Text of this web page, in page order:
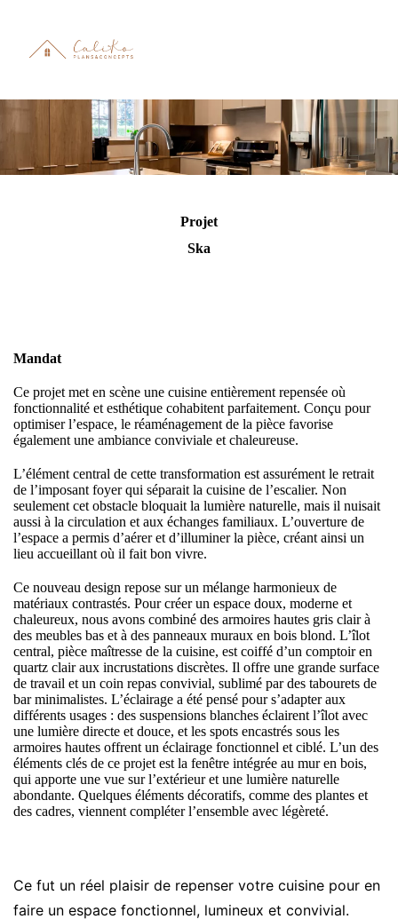
Projet
Ska
Mandat
Ce projet met en scène une cuisine entièrement repensée où
fonctionnalité et esthétique cohabitent parfaitement. Conçu pour
optimiser l’espace, le réaménagement de la pièce favorise
également une ambiance conviviale et chaleureuse.
L’élément central de cette transformation est assurément le retrait
de l’imposant foyer qui séparait la cuisine de l’escalier. Non
seulement cet obstacle bloquait la lumière naturelle, mais il nuisait
aussi à la circulation et aux échanges familiaux. L’ouverture de
l’espace a permis d’aérer et d’illuminer la pièce, créant ainsi un
lieu accueillant où il fait bon vivre.
Ce nouveau design repose sur un mélange harmonieux de
matériaux contrastés. Pour créer un espace doux, moderne et
chaleureux, nous avons combiné des armoires hautes gris clair à
des meubles bas et à des panneaux muraux en bois blond. L’îlot
central, pièce maîtresse de la cuisine, est coiffé d’un comptoir en
quartz clair aux incrustations discrètes. Il offre une grande surface
de travail et un coin repas convivial, sublimé par des tabourets de
bar minimalistes. L’éclairage a été pensé pour s’adapter aux
différents usages : des suspensions blanches éclairent l’îlot avec
une lumière directe et douce, et les spots encastrés sous les
armoires hautes offrent un éclairage fonctionnel et ciblé. L’un des
éléments clés de ce projet est la fenêtre intégrée au mur en bois,
qui apporte une vue sur l’extérieur et une lumière naturelle
abondante. Quelques éléments décoratifs, comme des plantes et
des cadres, viennent compléter l’ensemble avec légèreté.
Ce fut un réel plaisir de repenser votre cuisine pour en
faire un espace fonctionnel, lumineux et convivial.